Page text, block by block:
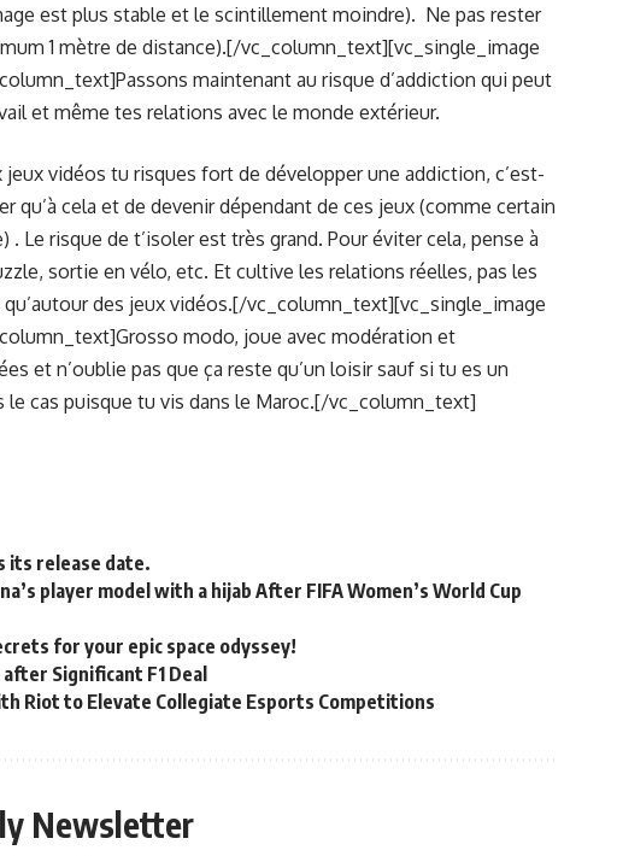
est plus stable et le scintillement moindre). Ne pas rester
1 mètre de distance).[/vc_column_text][vc_single_image
maintenant au risque d’addiction qui peut
et même tes relations avec le monde extérieur.
jeux vidéos tu risques fort de développer une addiction, c’est-
qu’à cela et de devenir dépendant de ces jeux (comme certain
Le risque de t’isoler est très grand. Pour éviter cela, pense à
sortie en vélo, etc. Et cultive les relations réelles, pas les
des jeux vidéos.[/vc_column_text][vc_single_image
modo, joue avec modération et
et n’oublie pas que ça reste qu’un loisir sauf si tu es un
le cas puisque tu vis dans le Maroc.[/vc_column_text]
its release date.
player model with a hijab After FIFA Women’s World Cup
for your epic space odyssey!
Significant F1 Deal
Riot to Elevate Collegiate Esports Competitions
Newsletter